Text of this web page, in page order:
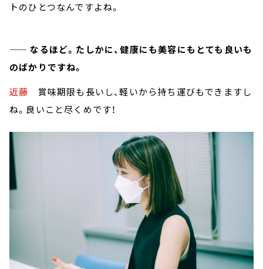
トのひとつなんですよね。
—— なるほど。たしかに、健康にも美容にもとても良いも
のばかりですね。
近藤 賞味期限も長いし、軽いから持ち運びもできますし
ね。良いこと尽くめです！